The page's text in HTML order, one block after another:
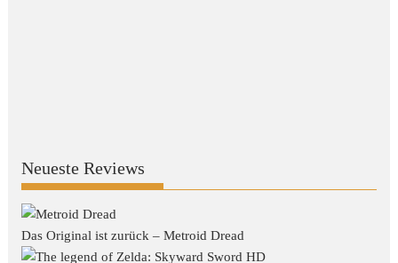
Neueste Reviews
Das Original ist zurück – Metroid Dread